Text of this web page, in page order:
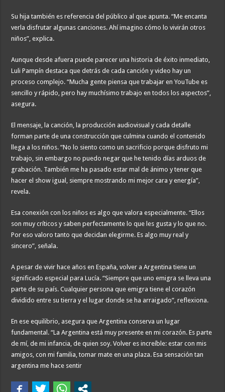
Su hija también es referencia del público al que apunta. “Me encanta
verla disfrutar algunas canciones. Ahí imagino cómo lo vivirán otros
niños”, explica.
Aunque desde afuera puede parecer una historia de éxito inmediato,
Luli Pampín destaca que detrás de cada canción y video hay un
proceso complejo. “Mucha gente piensa que trabajar en YouTube es
sencillo y rápido, pero hay muchísimo trabajo en todos los aspectos”,
asegura.
El mensaje, la canción, la producción audiovisual y cada detalle
forman parte de una construcción que culmina cuando el contenido
llega a los niños. “No lo siento como un sacrificio porque disfruto mi
trabajo, sin embargo no puedo negar que he tenido días arduos de
grabación. También me ha pasado estar mal de ánimo y tener que
hacer el show igual, siempre mostrando mi mejor cara y energía”,
revela.
Esa conexión con los niños es algo que valora especialmente. “Ellos
son muy críticos y saben perfectamente lo que les gusta y lo que no.
Por eso valoro tanto que decidan elegirme. Es algo muy real y
sincero”, señala.
A pesar de vivir hace años en España, volver a Argentina tiene un
significado especial para Lucía. “Siempre que uno emigra se lleva una
parte de su país. Cualquier persona que emigra tiene el corazón
dividido entre su tierra y el lugar donde se ha arraigado”, reflexiona.
En ese equilibrio, asegura que Argentina conserva un lugar
fundamental. “La Argentina está muy presente en mi corazón. Es parte
de mí, de mi infancia, de quien soy. Volver es increíble: estar con mis
amigos, con mi familia, tomar mate en una plaza. Esa sensación tan
argentina me hace sentir